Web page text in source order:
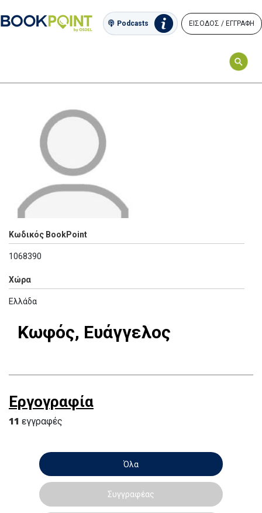
Podcasts ΕΙΣΟΔΟΣ / ΕΓΓΡΑΦΗ
Κωδικός BookPoint
1068390
Χώρα
Ελλάδα
Κωφός, Ευάγγελος
Εργογραφία
11 εγγραφές
Όλα
Συγγραφέας